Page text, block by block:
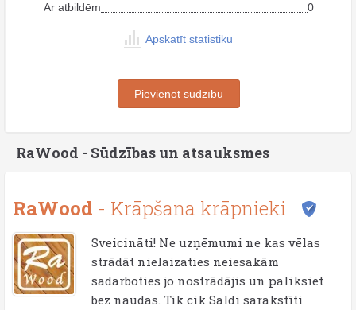
Ar atbildēm
0
Apskatīt statistiku
Pievienot sūdzību
RaWood - Sūdzības un atsauksmes
RaWood - Krāpšana krāpnieki
Sveicināti! Ne uzņēmumi ne kas vēlas
strādāt nielaizaties neiesakām
sadarboties jo nostrādājis un paliksiet
bez naudas. Tik cik Saldi sarakstīti